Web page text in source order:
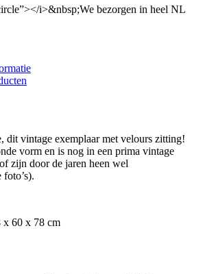
i>&nbsp;We bezorgen in heel NL
dit vintage exemplaar met velours zitting!
vorm en is nog in een prima vintage
zijn door de jaren heen wel
60 x 78 cm